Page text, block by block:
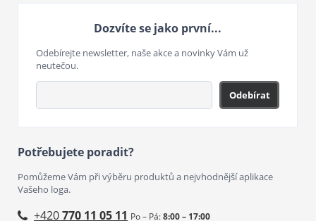
Dozvíte se jako první...
Odebírejte newsletter, naše akce a novinky Vám už
neutečou.
Odebírat
Potřebujete poradit?
Pomůžeme Vám při výběru produktů a nejvhodnější aplikace
Vašeho loga.
+420770 11 05 11 Po – Pá:8:00 – 17:00